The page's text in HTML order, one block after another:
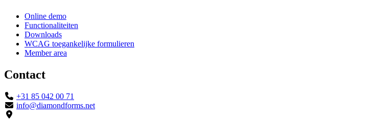
Online demo
Functionaliteiten
Downloads
WCAG toegankelijke formulieren
Member area
Contact
+31 85 042 00 71
info@diamondforms.net